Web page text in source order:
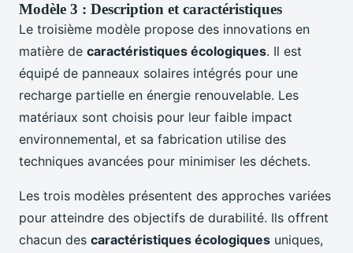
Modèle 3 : Description et caractéristiques
Le troisième modèle propose des innovations en
matière de caractéristiques écologiques. Il est
équipé de panneaux solaires intégrés pour une
recharge partielle en énergie renouvelable. Les
matériaux sont choisis pour leur faible impact
environnemental, et sa fabrication utilise des
techniques avancées pour minimiser les déchets.
Les trois modèles présentent des approches variées
pour atteindre des objectifs de durabilité. Ils offrent
chacun des caractéristiques écologiques uniques,